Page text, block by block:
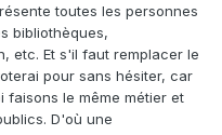
toutes les personnes
bibliothèques,
etc. Et s'il faut remplacer le
pour sans hésiter, car
faisons le même métier et
D'où une